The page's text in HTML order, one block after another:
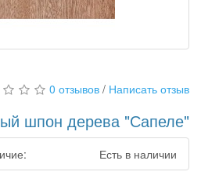
0 отзывов / Написать отзыв
шпон дерева "Сапеле"
Есть в наличии